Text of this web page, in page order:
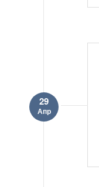
29
Апр